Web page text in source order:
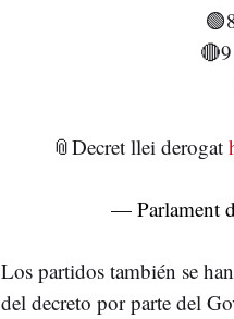
📎Decret llei derogat
— Parlament
Los partidos también se
del decreto por parte del